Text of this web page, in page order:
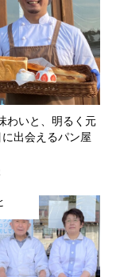
わいと、明るく元
出会えるパン屋